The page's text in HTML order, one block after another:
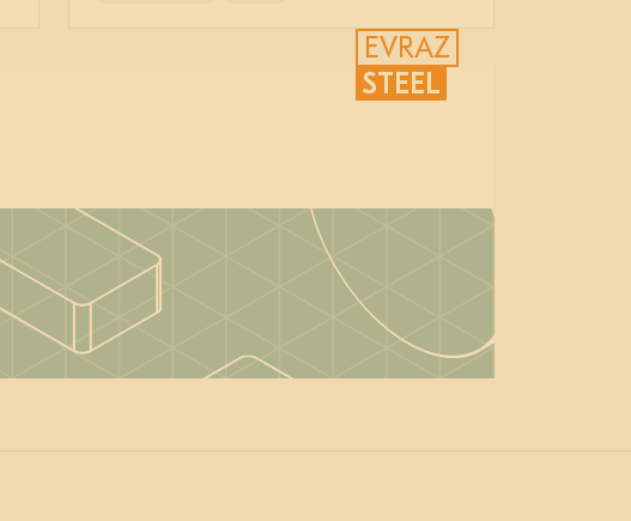
EVRAZ
STEEL